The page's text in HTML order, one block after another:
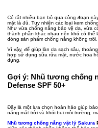
Có rất nhiều bạn bỏ qua công đoạn
mặt là đủ. Tuy nhiên các loại kem
Như vừa chống nắng bảo vệ da, vừa
thành phần khác nhau nên khó có
dòng sản phẩm chống nắng không trôi.
Vì vậy, để giúp làn da sạch sâu,
hợp sử dụng sữa rửa mặt, nước hoa
dụng.
Gợi ý: Nhũ tương chống
Defense SPF 50+
Đây là một lựa chọn hoàn hảo giúp
nắng mặt trời và khói bụi môi trường,
Nhũ tương chống nắng vật lý Sakura